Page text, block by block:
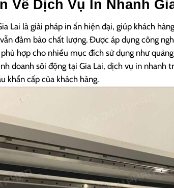
Về Dịch Vụ In Nhanh
Lai là giải pháp in ấn hiện đại, giúp khách
đảm bảo chất lượng. Được áp dụng công
hợp cho nhiều mục đích sử dụng như
doanh sôi động tại Gia Lai, dịch vụ in nhanh
khẩn cấp của khách hàng.